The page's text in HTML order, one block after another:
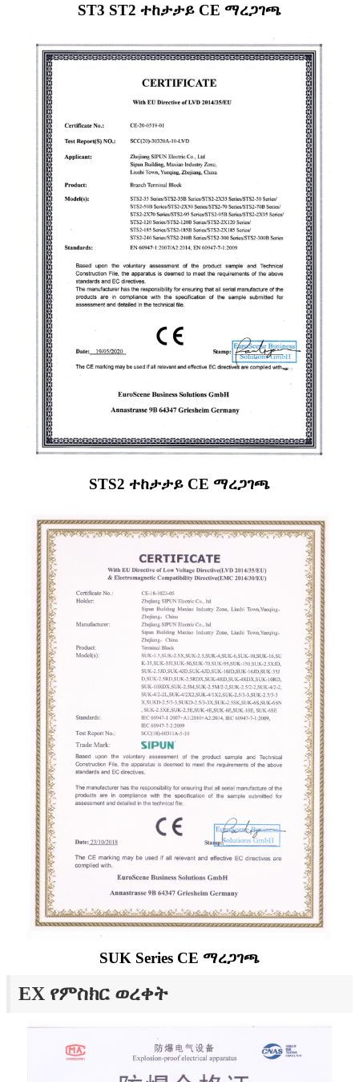
ST3 ST2 ተከታታይ CE ማረጋገጫ
STS2 ተከታታይ CE ማረጋገጫ
SUK Series CE ማረጋገጫ
EX የምስክር ወረቀት